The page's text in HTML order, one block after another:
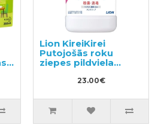
Lion KireiKirei
Putojošās roku
ziepes pildviela
23.00€